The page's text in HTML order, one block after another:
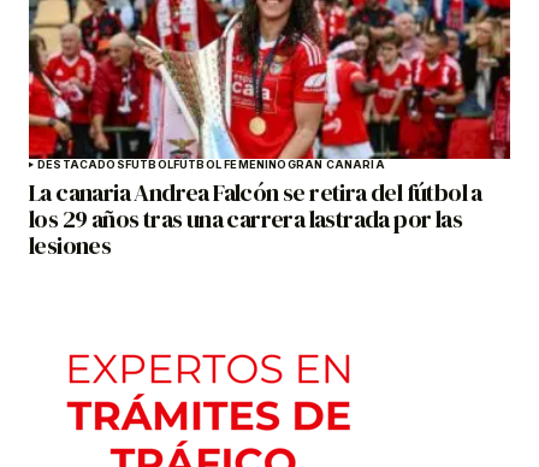
DESTACADOSFÚTBOLFÚTBOL FEMENINOGRAN CANARIA
La canaria Andrea Falcón se retira del fútbol a
los 29 años tras una carrera lastrada por las
lesiones